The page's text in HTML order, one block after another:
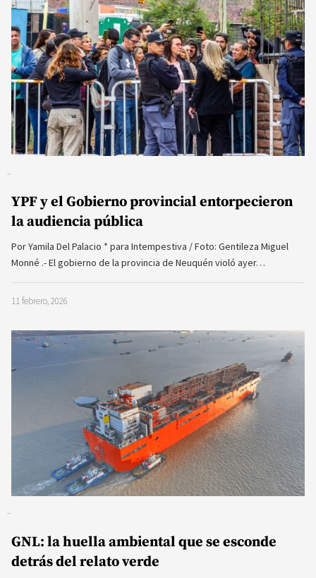
YPF y el Gobierno provincial entorpecieron
la audiencia pública
Por Yamila Del Palacio * para Intempestiva / Foto: Gentileza Miguel
Monné .- El gobierno de la provincia de Neuquén violó ayer…
11 febrero, 2026
GNL: la huella ambiental que se esconde
detrás del relato verde